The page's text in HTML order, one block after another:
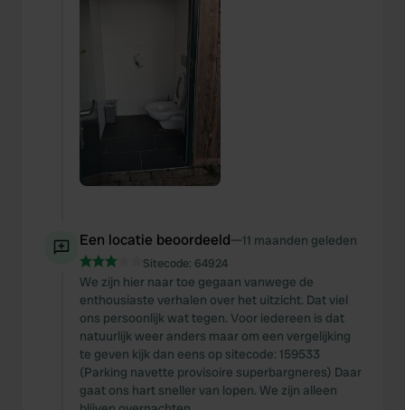
Een locatie beoordeeld—11 maanden geleden
Sitecode: 64924
We zijn hier naar toe gegaan vanwege de
enthousiaste verhalen over het uitzicht. Dat viel
ons persoonlijk wat tegen. Voor iedereen is dat
natuurlijk weer anders maar om een vergelijking
te geven kijk dan eens op sitecode: 159533
(Parking navette provisoire superbargneres) Daar
gaat ons hart sneller van lopen. We zijn alleen